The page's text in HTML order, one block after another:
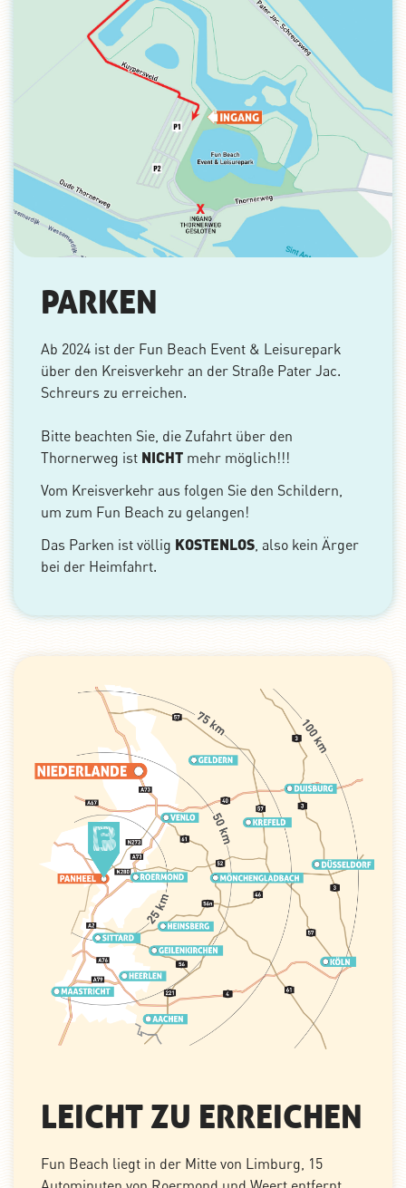
PARKEN
Ab 2024 ist der Fun Beach Event & Leisurepark
über den Kreisverkehr an der Straße Pater Jac.
Schreurs zu erreichen.
Bitte beachten Sie, die Zufahrt über den
Thornerweg ist NICHT mehr möglich!!!
Vom Kreisverkehr aus folgen Sie den Schildern,
um zum Fun Beach zu gelangen!
Das Parken ist völlig KOSTENLOS, also kein Ärger
bei der Heimfahrt.
LEICHT ZU ERREICHEN
Fun Beach liegt in der Mitte von Limburg, 15